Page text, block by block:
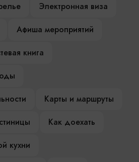
Электронная виза
Афиша мероприятий
книга
Карты и маршруты
Как доехать
кухни